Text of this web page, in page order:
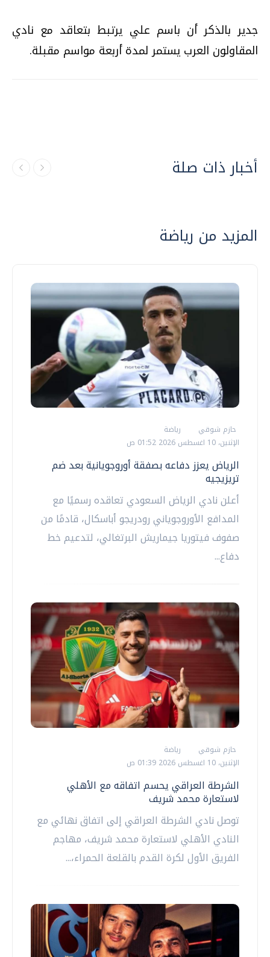
جدير بالذكر أن باسم علي يرتبط بتعاقد مع نادي
المقاولون العرب يستمر لمدة أربعة مواسم مقبلة.
أخبار ذات صلة
المزيد من رياضة
حازم شوقي
رياضة
الإثنين، 10 اغسطس 2026 01:52 ص
الرياض يعزز دفاعه بصفقة أوروجويانية بعد ضم
تريزيجيه
أعلن نادي الرياض السعودي تعاقده رسميًا مع
المدافع الأوروجوياني رودريجو أباسكال، قادمًا من
صفوف فيتوريا جيماريش البرتغالي، لتدعيم خط
دفاع...
حازم شوقي
رياضة
الإثنين، 10 اغسطس 2026 01:39 ص
الشرطة العراقي يحسم اتفاقه مع الأهلي
لاستعارة محمد شريف
توصل نادي الشرطة العراقي إلى اتفاق نهائي مع
النادي الأهلي لاستعارة محمد شريف، مهاجم
الفريق الأول لكرة القدم بالقلعة الحمراء،...